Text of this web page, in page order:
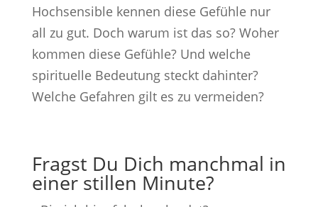
Hochsensible kennen diese Gefühle nur
all zu gut. Doch warum ist das so? Woher
kommen diese Gefühle? Und welche
spirituelle Bedeutung steckt dahinter?
Welche Gefahren gilt es zu vermeiden?
Fragst Du Dich manchmal in
einer stillen Minute?